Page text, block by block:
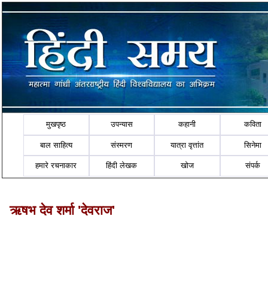
मुखपृष्ठ उपन्यास कहानी कविता
बाल साहित्य संस्मरण यात्रा वृत्तांत सिनेमा
हमारे रचनाकार हिंदी लेखक खोज संपर्क
ऋषभ देव शर्मा 'देवराज'